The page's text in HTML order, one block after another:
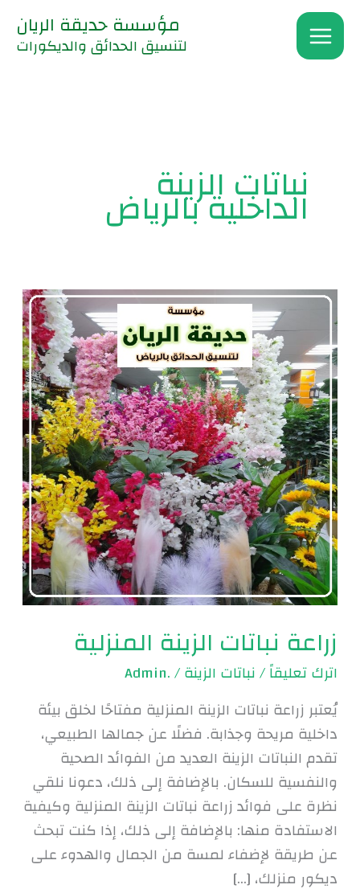
تخطي
المحتوى
مؤسسة حديقة الريان
لتنسيق الحدائق والديكورات
نباتات الزينة
الداخلية بالرياض
زراعة نباتات الزينة المنزلية
اترك تعليقاً/نباتات الزينة/
.Admin
يُعتبر زراعة نباتات الزينة المنزلية مفتاحًا لخلق بيئة
داخلية مريحة وجذابة. فضلًا عن جمالها الطبيعي،
تقدم النباتات الزينة العديد من الفوائد الصحية
والنفسية للسكان. بالإضافة إلى ذلك، دعونا نلقي
نظرة على فوائد زراعة نباتات الزينة المنزلية وكيفية
الاستفادة منها: بالإضافة إلى ذلك، إذا كنت تبحث
عن طريقة لإضفاء لمسة من الجمال والهدوء على
ديكور منزلك، […]
زراعة
نباتات
الزينة
المنزلية